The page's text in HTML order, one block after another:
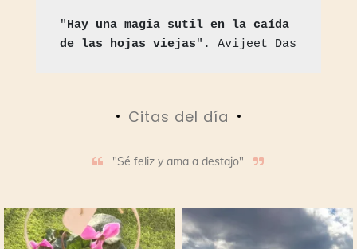
"Hay una magia sutil en la caída
de las hojas viejas". Avijeet Das
Citas del día
"Sé feliz y ama a destajo"